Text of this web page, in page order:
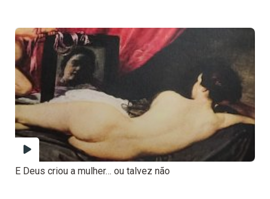
E Deus criou a mulher… ou talvez não